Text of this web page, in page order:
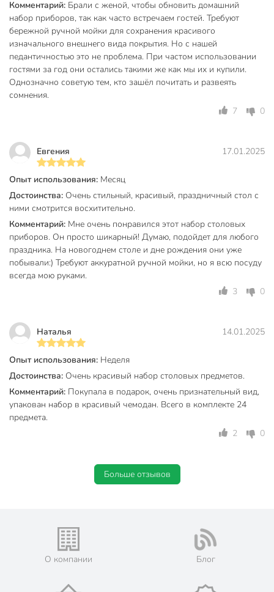
Гарантируем быструю доставку и соответствие заявленным
характеристикам.
Частые вопросы:
Можно ли мыть столовые приборы в посудомоечной
машине?
Нет, данный набор из нержавеющей стали рекомендуется
мыть вручную, чтобы сохранить бело-золотой декор и
Для какого случая подходит этот набор?
Комплект универсален: подходит для сервировки дома,
дачи, праздничных ужинов, а также как готовый подарок
на 8 марта или новоселье благодаря красивой упаковке.
Сколько предметов и на сколько персон рассчитан?
В наборе 24 предмета на 6 персон, длина каждого
прибора — 21 см, материал — нержавеющая сталь без
покрытия, ручки — тонкие белые.
Вы можете приобрести «Набор столовых приборов
Белый с золотым, Y6-10263» и другие товары в нашем
интернет-магазине в Ставрополе по низким ценам и с
Техническая информация
Длина, см
21 см
Количество предметов
Страна производства
Можно мыть в посудомоечной
сталь
белый
современный
Комментарий: Брали с женой, чтобы обновить домашний
набор приборов, так как часто встречаем гостей. Требуют
бережной ручной мойки для сохранения красивого
изначального внешнего вида покрытия. Но с нашей
педантичностью это не проблема. При частом использовании
гостями за год они остались такими же как мы их и купили.
Однозначно советую тем, кто зашёл почитать и развеять
сомнения.
7
0
Евгения 17.01.2025
Опыт использования: Месяц
Достоинства: Очень стильный, красивый, праздничный стол с
ними смотрится восхитительно.
Комментарий: Мне очень понравился этот набор столовых
приборов. Он просто шикарный! Думаю, подойдет для любого
праздника. На новогоднем столе и дне рождения они уже
побывали:) Требуют аккуратной ручной мойки, но я всю посуду
всегда мою руками.
3
0
Наталья 14.01.2025
Опыт использования: Неделя
Достоинства: Очень красивый набор столовых предметов.
Комментарий: Покупала в подарок, очень признательный вид,
упакован набор в красивый чемодан. Всего в комплекте 24
предмета.
2
0
Больше отзывов
О компании Блог